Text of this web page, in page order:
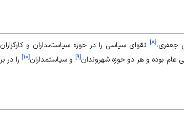
جعفری،[۸]تقوای سیاسی را در حوزه سیاستمداران و کارگزاران
عام بوده و هر دو حوزه شهروندان[۹] و سیاستمداران[۱۰] را در بر